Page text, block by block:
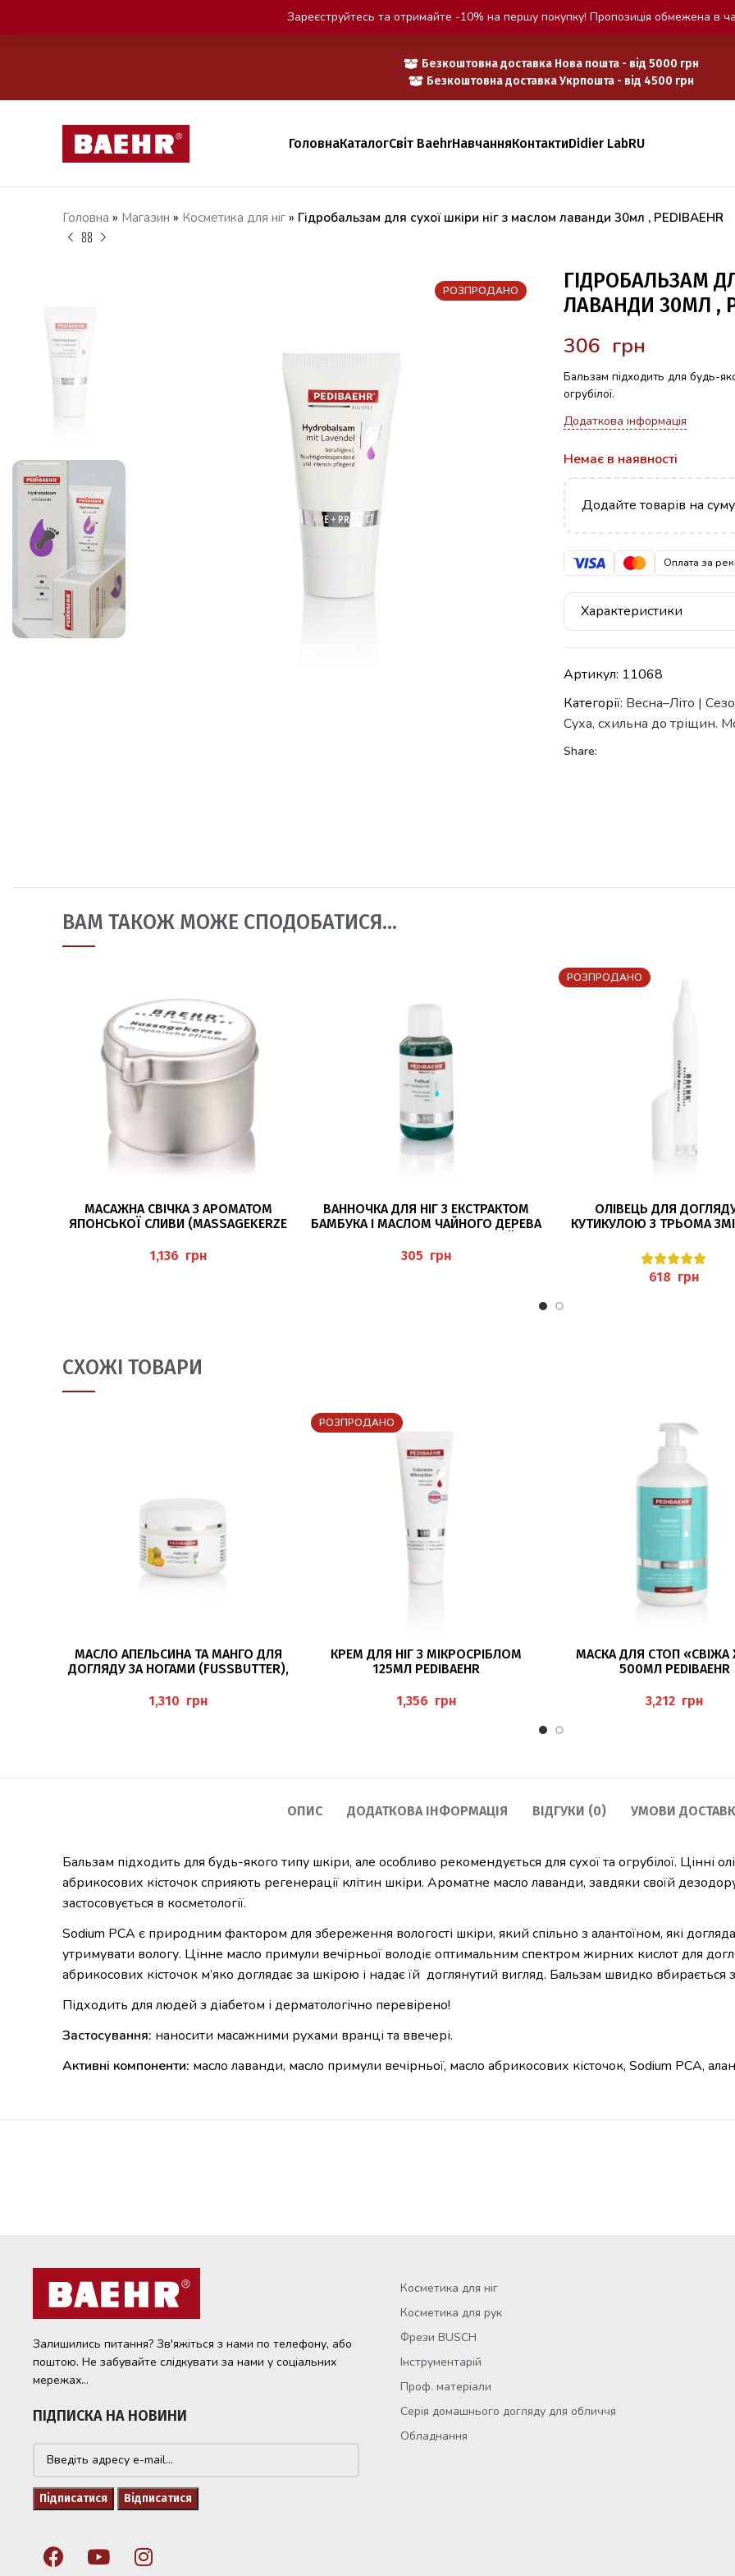
Безкоштовна доставка Нова пошта - від 5000 грн
Безкоштовна доставка Укрпошта - від 4500 грн
ГоловнаКаталогСвіт BaehrНавчанняКонтактиDidier LabRU
Головна » Магазин » Косметика для ніг » Гідробальзам для сухої шкіри ніг з маслом лаванди 30мл , PEDIBAEHR
РОЗПРОДАНО
ГІДРОБАЛЬЗАМ
ЛАВАНДИ 30МЛ ,
грн
Бальзам підходить для будь-
огрубілої.
Додаткова інформація
Немає в наявності
Додайте товарів на суму
Оплата за
Характеристики
Артикул: 11068
Категорії: Весна–Літо |
Суха, схильна до тріщин.
Share:
ВАМ ТАКОЖ МОЖЕ СПОДОБАТИСЯ…
ДОДАТИ В КОШИК
МАСАЖНА СВІЧКА З АРОМАТОМ
ЯПОНСЬКОЇ СЛИВИ (MASSAGEKERZE
грн
ДОДАТИ В КОШИК
ВАННОЧКА ДЛЯ НІГ З ЕКСТРАКТОМ
БАМБУКА І МАСЛОМ ЧАЙНОГО ДЕРЕВА
грн
РОЗПРОДАНО
ЧИТАТИ ДАЛІ
ОЛІВЕЦЬ ДЛЯ
КУТИКУЛОЮ З ТРЬОМА
грн
СХОЖІ ТОВАРИ
ДОДАТИ В КОШИК
МАСЛО АПЕЛЬСИНА ТА МАНГО ДЛЯ
ДОГЛЯДУ ЗА НОГАМИ (FUSSBUTTER),
грн
РОЗПРОДАНО
ЧИТАТИ ДАЛІ
КРЕМ ДЛЯ НІГ З МІКРОСРІБЛОМ
125МЛ PEDIBAEHR
грн
ДОДАТИ В КОШИК
МАСКА ДЛЯ СТОП «СВІЖА
500МЛ PEDIBAEHR
грн
ОПИС ДОДАТКОВА ІНФОРМАЦІЯ ВІДГУКИ (0) УМОВИ
Бальзам підходить для будь-якого типу шкіри, але особливо рекомендується для сухої та огрубілої. Цінні
абрикосових кісточок сприяють регенерації клітин шкіри. Ароматне масло лаванди, завдяки своїй
застосовується в косметології.
Sodium PCA є природним фактором для збереження вологості шкіри, який спільно з алантоїном, які
утримувати вологу. Цінне масло примули вечірньої володіє оптимальним спектром жирних кислот для
абрикосових кісточок м’яко доглядає за шкірою і надає їй доглянутий вигляд. Бальзам швидко вбирається
Підходить для людей з діабетом і дерматологічно перевірено!
Застосування: наносити масажними рухами вранці та ввечері.
Активні компоненти: масло лаванди, масло примули вечірньої, масло абрикосових кісточок, Sodium PCA,
Залишились питання? Зв'яжіться з нами по телефону, або
поштою. Не забувайте слідкувати за нами у соціальних
мережах...
ПІДПИСКА НА НОВИНИ
Косметика для ніг
Косметика для рук
Фрези BUSCH
Інструментарій
Проф. матеріали
Серія домашнього догляду для обличчя
Обладнання
Зареєструйтесь та отримайте -10% на першу покупку! Пропозиція обмежена в